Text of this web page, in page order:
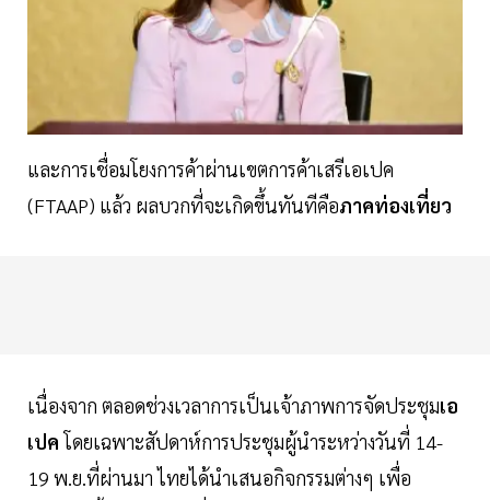
และการเชื่อมโยงการค้าผ่านเขตการค้าเสรีเอเปค
(FTAAP) แล้ว ผลบวกที่จะเกิดขึ้นทันทีคือภาคท่องเที่ยว
เนื่องจาก ตลอดช่วงเวลาการเป็นเจ้าภาพการจัดประชุมเอ
เปคโดยเฉพาะสัปดาห์การประชุมผู้นำระหว่างวันที่ 14-
19 พ.ย.ที่ผ่านมา ไทยได้นำเสนอกิจกรรมต่างๆ เพื่อ